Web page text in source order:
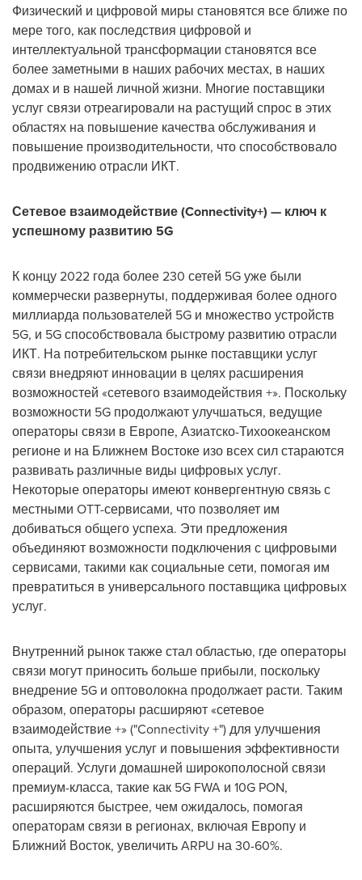
Физический и цифровой миры становятся все ближе по
мере того, как последствия цифровой и
интеллектуальной трансформации становятся все
более заметными в наших рабочих местах, в наших
домах и в нашей личной жизни. Многие поставщики
услуг связи отреагировали на растущий спрос в этих
областях на повышение качества обслуживания и
повышение производительности, что способствовало
продвижению отрасли ИКТ.
Сетевое взаимодействие (Connectivity+) — ключ к
успешному развитию 5G
К концу 2022 года более 230 сетей 5G уже были
коммерчески развернуты, поддерживая более одного
миллиарда пользователей 5G и множество устройств
5G, и 5G способствовала быстрому развитию отрасли
ИКТ. На потребительском рынке поставщики услуг
связи внедряют инновации в целях расширения
возможностей «сетевого взаимодействия +». Поскольку
возможности 5G продолжают улучшаться, ведущие
операторы связи в Европе, Азиатско-Тихоокеанском
регионе и на Ближнем Востоке изо всех сил стараются
развивать различные виды цифровых услуг.
Некоторые операторы имеют конвергентную связь с
местными OTT-сервисами, что позволяет им
добиваться общего успеха. Эти предложения
объединяют возможности подключения с цифровыми
сервисами, такими как социальные сети, помогая им
превратиться в универсального поставщика цифровых
услуг.
Внутренний рынок также стал областью, где операторы
связи могут приносить больше прибыли, поскольку
внедрение 5G и оптоволокна продолжает расти. Таким
образом, операторы расширяют «сетевое
взаимодействие +» ("Connectivity +") для улучшения
опыта, улучшения услуг и повышения эффективности
операций. Услуги домашней широкополосной связи
премиум-класса, такие как 5G FWA и 10G PON,
расширяются быстрее, чем ожидалось, помогая
операторам связи в регионах, включая Европу и
Ближний Восток, увеличить ARPU на 30-60%.